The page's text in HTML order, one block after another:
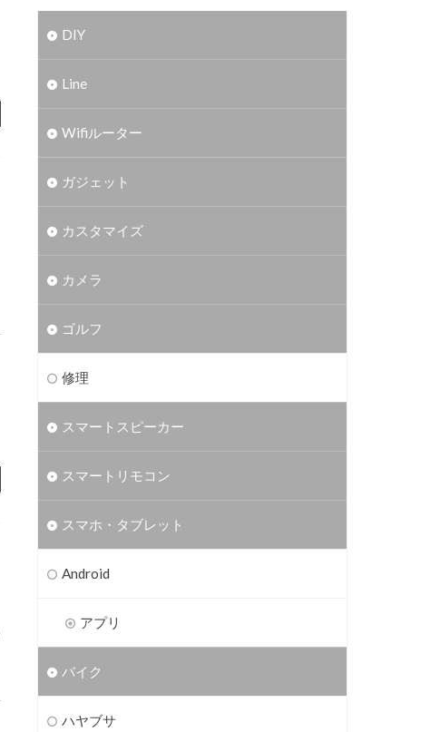
DIY
Line
Wifiルーター
ガジェット
カスタマイズ
カメラ
ゴルフ
修理
スマートスピーカー
スマートリモコン
スマホ・タブレット
Android
アプリ
バイク
ハヤブサ